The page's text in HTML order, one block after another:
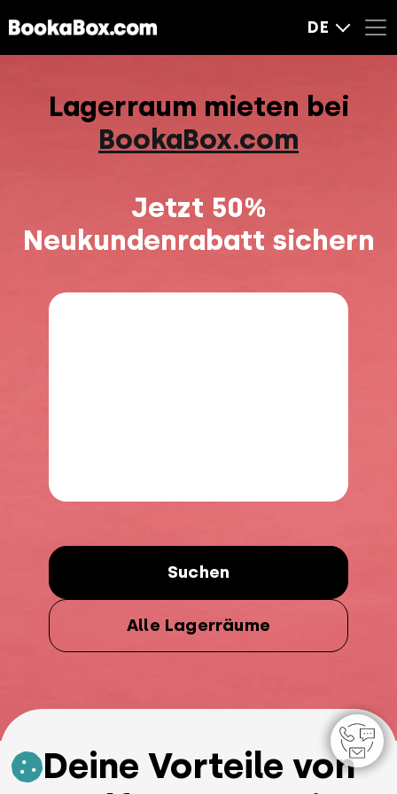
DE
Lagerraum mieten bei
BookaBox.com
Jetzt 50%
Neukundenrabatt sichern
Suchen
Alle Lagerräume
Deine Vorteile von